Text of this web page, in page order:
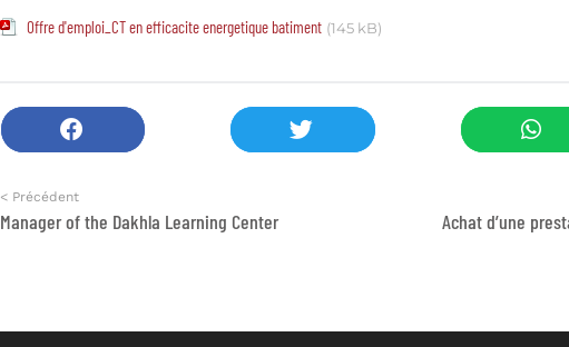
Offre d'emploi_CT en efficacite energetique batiment (145 kB)
< Précédent
Manager of the Dakhla Learning Center Achat d’une